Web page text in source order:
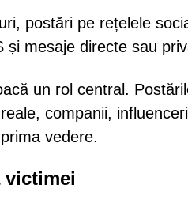
postări pe rețelele
și mesaje directe sau
un rol central.
companii,
vedere.
victimei